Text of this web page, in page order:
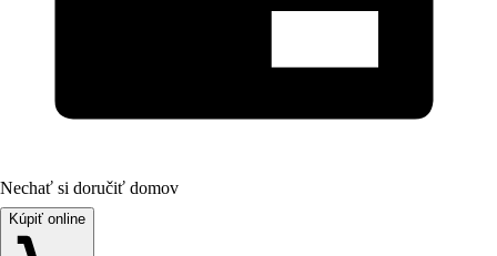
Nechať si doručiť domov
Kúpiť online